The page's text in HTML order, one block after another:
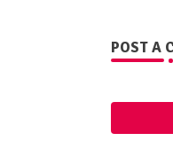
POST A